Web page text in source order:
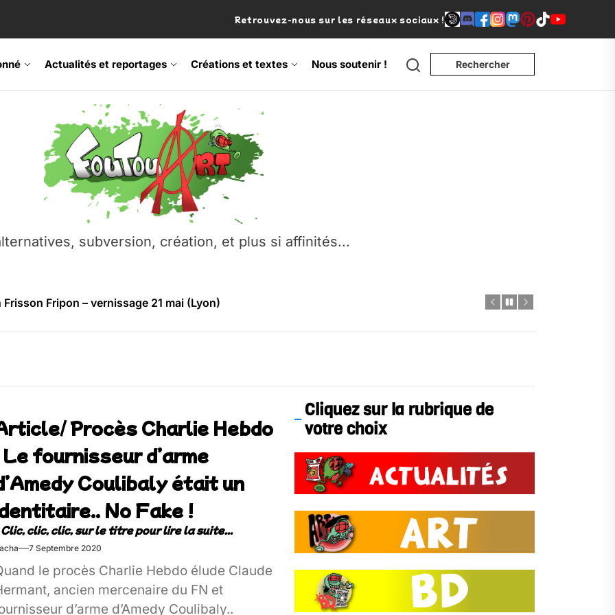
Retrouvez-nous sur les réseaux sociaux !
Actualités et reportages Créations et textes Nous soutenir ! Search Rechercher
subversion, création, et plus si affinités...
Frisson Fripon – vernissage 21 mai (Lyon)
Festival – Samedi 18 juillet (Vaulx-en-Velin)
– Ŝtono, un livre réalisé par Michaël Moretti & Pierre Lacôte
contre l’A412 à l’Établi (Haute-Savoie)
Fripon – vernissage 21 mai (Lyon)
Festival – Samedi 18 juillet (Vaulx-en-Velin)
Procès Charlie Hebdo
Le fournisseur d’arme
Coulibaly était un
No Fake !
7 Septembre 2020
le procès Charlie Hebdo élude Claude
ancien mercenaire du FN et
d’arme d’Amedy Coulibaly..
Cliquez sur la rubrique de
votre choix